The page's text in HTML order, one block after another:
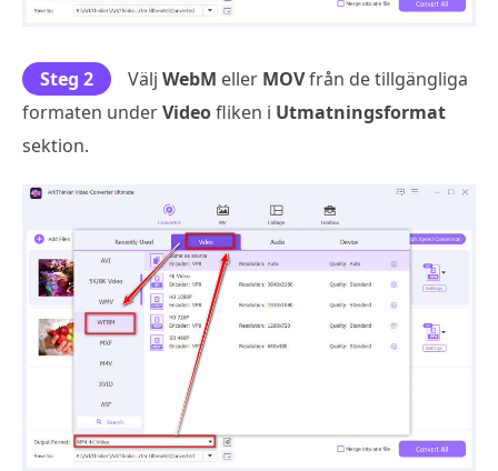
Steg 2 Välj WebM eller MOVfrån de tillgängliga
formaten underVideofliken i Utmatningsformat
sektion.